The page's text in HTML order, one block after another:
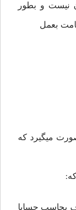
نيست و بطور
بعمل
ميگيرد که
يحاسب حسابا